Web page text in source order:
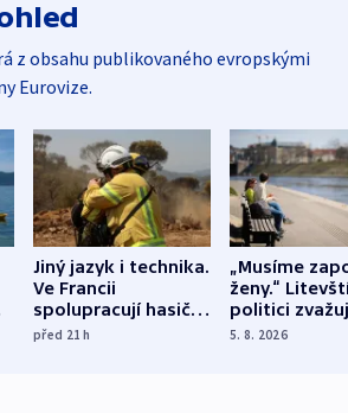
z obsahu publikovaného evropskými
Eurovize.
Jiný jazyk i technika.
Ve Francii
spolupracují hasiči z
různých zemí
před 21h
„Musíme
ženy.“
politici
dohodu o
5. 8. 2026